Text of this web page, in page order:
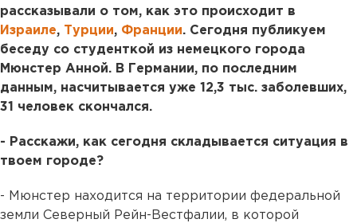
рассказывали о том, как это происходит в
Израиле, Турции, Франции. Сегодня публикуем
беседу со студенткой из немецкого города
Мюнстер Анной. В Германии, по последним
данным, насчитывается уже 12,3 тыс. заболевших,
31 человек скончался.
- Расскажи, как сегодня складывается ситуация в
твоем городе?
- Мюнстер находится на территории федеральной
земли Северный Рейн-Вестфалии, в которой